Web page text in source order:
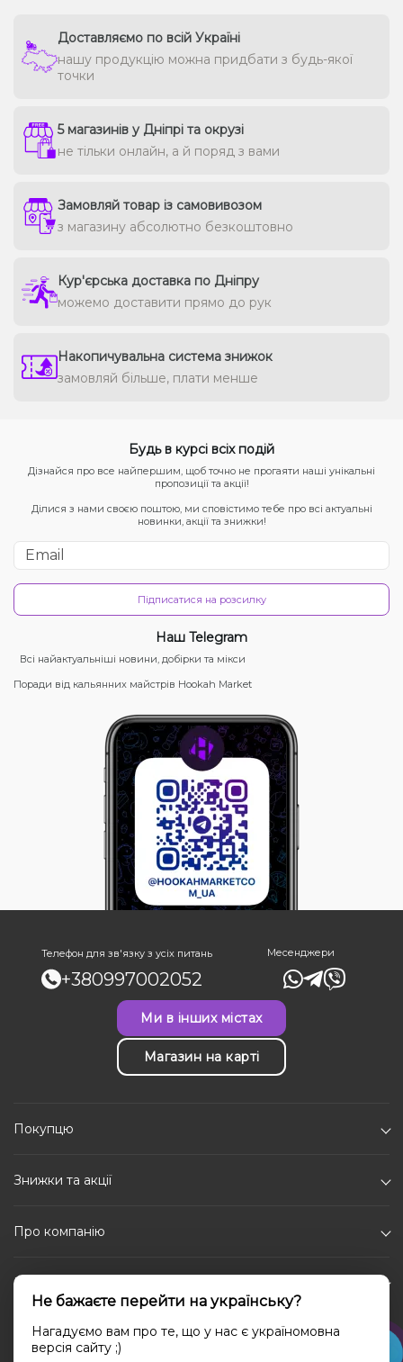
Доставляємо по всій Україні
нашу продукцію можна придбати з будь-якої
точки
5 магазинів у Дніпрі та окрузі
не тільки онлайн, а й поряд з вами
Замовляй товар із самовивозом
з магазину абсолютно безкоштовно
Кур'єрська доставка по Дніпру
можемо доставити прямо до рук
Накопичувальна система знижок
замовляй більше, плати менше
Будь в курсі всіх подій
Дізнайся про все найпершим, щоб точно не прогаяти наші унікальні
пропозиції та акції!
Ділися з нами своєю поштою, ми сповістимо тебе про всі актуальні
новинки, акції та знижки!
Підписатися на розсилку
Наш Telegram
Всі найактуальніші новини, добірки та мікси
Поради від кальянних майстрів Hookah Market
Телефон для зв'язку з усіх питань
+380997002052
Месенджери
Ми в інших містах
Магазин на карті
Покупцю
Знижки та акції
Про компанію
Каталог
Соціальні мережі
Не бажаєте перейти на українську?
Нагадуємо вам про те, що у нас є україномовна
версія сайту ;)